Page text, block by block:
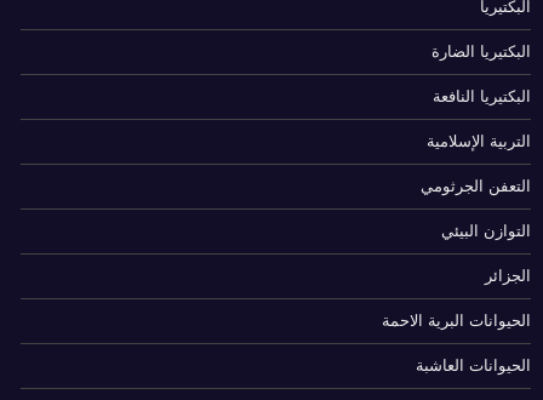
البكتيريا
البكتيريا الضارة
البكتيريا النافعة
التربية الإسلامية
التعفن الجرثومي
التوازن البيئي
الجزائر
الحيوانات البرية الاحمة
الحيوانات العاشبة